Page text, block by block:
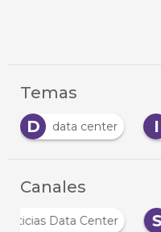
Temas
data center
Canales
Noticias Data Center